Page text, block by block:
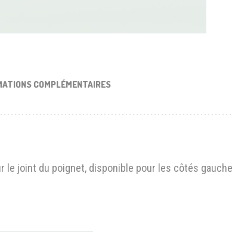
COMPLÉMENTAIRES
le joint du poignet, disponible pour les côtés